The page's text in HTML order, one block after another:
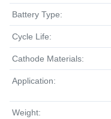
Battery Type:
Cycle Life:
Cathode Materials:
Application:
Weight: